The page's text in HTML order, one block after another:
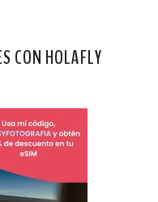
CON HOLAFLY